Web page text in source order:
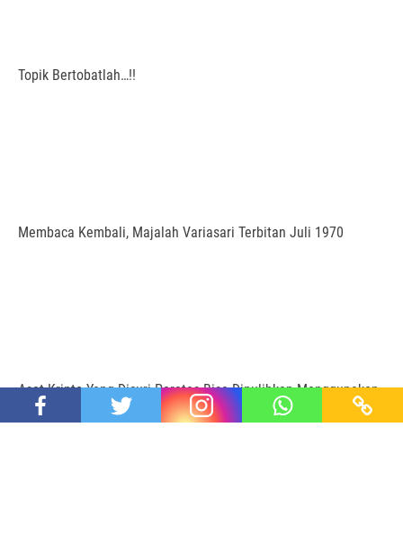
Topik Bertobatlah…!!
Membaca Kembali, Majalah Variasari Terbitan Juli 1970
Aset Kripto Yang Dicuri Peretas Bisa Dipulihkan Menggunakan
Organisasi Ini